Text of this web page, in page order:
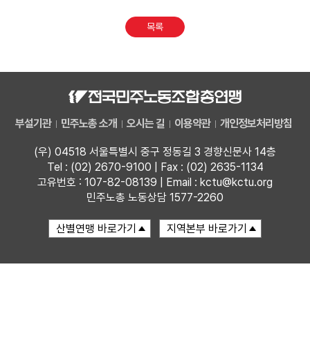
목록
부설기관 민주노총 소개 오시는 길 이용약관 개인정보처리방침
(우) 04518 서울특별시 중구 정동길 3 경향신문사 14층
Tel : (02) 2670-9100 | Fax : (02) 2635-1134
고유번호 : 107-82-08139 | Email : kctu@kctu.org
민주노총 노동상담 1577-2260